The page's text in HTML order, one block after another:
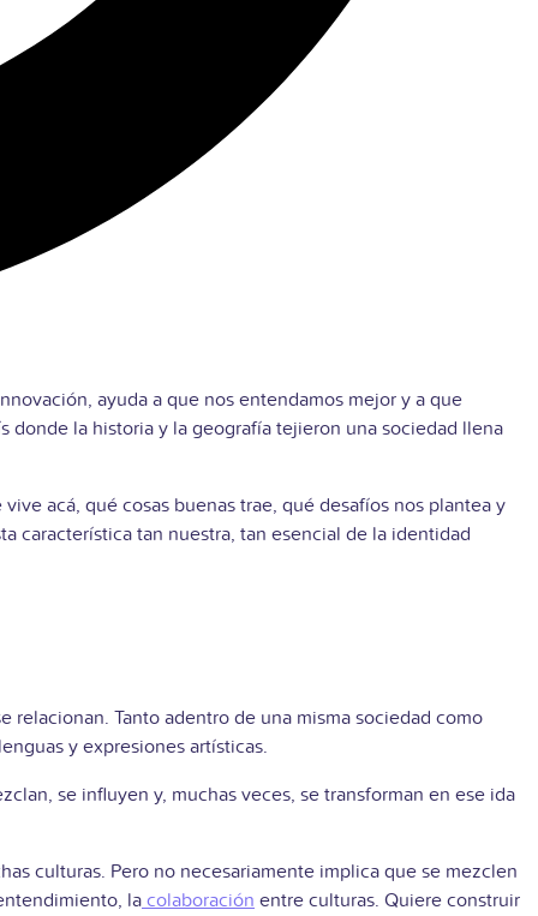
ayuda a que nos entendamos mejor y a que
donde la historia y la geografía tejieron una sociedad llena
acá, qué cosas buenas trae, qué desafíos nos plantea y
característica tan nuestra, tan esencial de la identidad
relacionan. Tanto adentro de una misma sociedad como
y expresiones artísticas.
se influyen y, muchas veces, se transforman en ese ida
culturas. Pero no necesariamente implica que se mezclen
la colaboración entre culturas. Quiere construir